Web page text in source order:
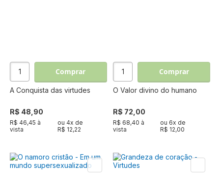
Comprar
A Conquista das virtudes
R$ 48,90
R$ 46,45 à
vista
ou 4x de
R$ 12,22
Comprar
O Valor divino do humano
R$ 72,00
R$ 68,40 à
vista
ou 6x de
R$ 12,00